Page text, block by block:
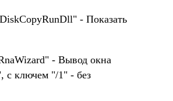
- Показать
- Вывод окна
с ключем "/1" - без